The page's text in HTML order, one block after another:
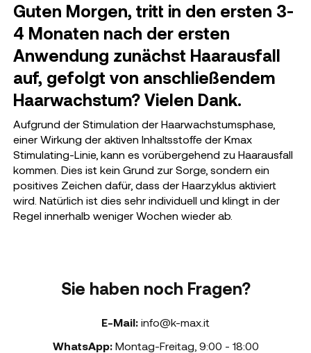
Guten Morgen, tritt in den ersten 3-
4 Monaten nach der ersten
Anwendung zunächst Haarausfall
auf, gefolgt von anschließendem
Haarwachstum? Vielen Dank.
Aufgrund der Stimulation der Haarwachstumsphase,
einer Wirkung der aktiven Inhaltsstoffe der Kmax
Stimulating-Linie, kann es vorübergehend zu Haarausfall
kommen. Dies ist kein Grund zur Sorge, sondern ein
positives Zeichen dafür, dass der Haarzyklus aktiviert
wird. Natürlich ist dies sehr individuell und klingt in der
Regel innerhalb weniger Wochen wieder ab.
Sie haben noch Fragen?
E-Mail: info@k-max.it
WhatsApp: Montag-Freitag 9:00 - 18:00